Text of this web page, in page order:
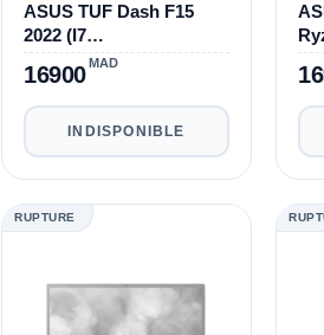
ASUS TUF Dash F15
2022 (I7
12eme/16Go/512Go/RTX
3070/15.6"/FHD/144Hz)
16900 MAD
INDISPONIBLE
RUPTURE